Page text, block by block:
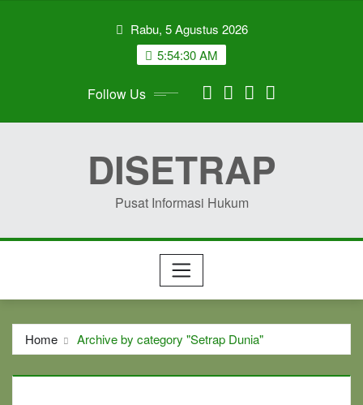
Rabu, 5 Agustus 2026
5:54:30 AM
Follow Us
DISETRAP
Pusat Informasi Hukum
Home Archive by category "Setrap Dunia"